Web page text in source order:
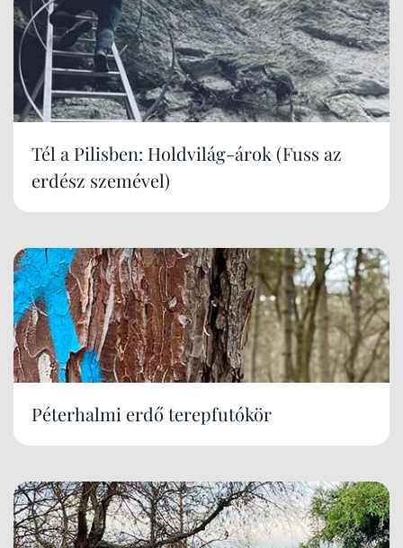
Tél a Pilisben: Holdvilág-árok (Fuss az
erdész szemével)
Péterhalmi erdő terepfutókör